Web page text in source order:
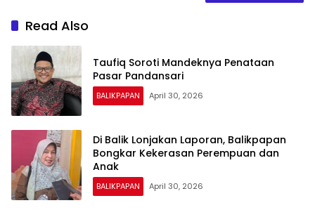
Read Also
Taufiq Soroti Mandeknya Penataan
Pasar Pandansari
BALIKPAPAN April 30, 2026
Di Balik Lonjakan Laporan, Balikpapan
Bongkar Kekerasan Perempuan dan
Anak
BALIKPAPAN April 30, 2026